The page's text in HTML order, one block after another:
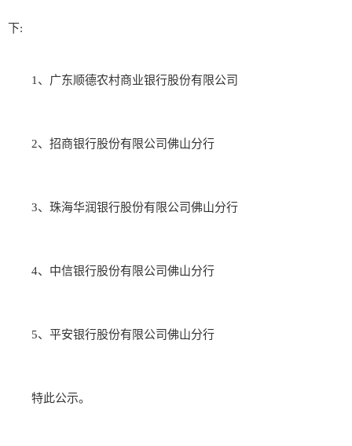
下:
1、广东顺德农村商业银行股份有限公司
2、招商银行股份有限公司佛山分行
3、珠海华润银行股份有限公司佛山分行
4、中信银行股份有限公司佛山分行
5、平安银行股份有限公司佛山分行
特此公示。